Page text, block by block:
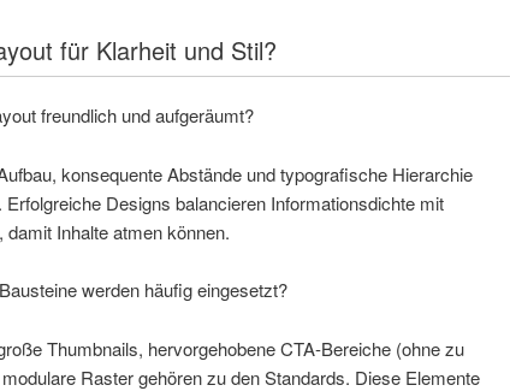
für Klarheit und Stil?
freundlich und aufgeräumt?
konsequente Abstände und typografische Hierarchie
Designs balancieren Informationsdichte mit
Inhalte atmen können.
werden häufig eingesetzt?
Thumbnails, hervorgehobene CTA-Bereiche (ohne zu
Raster gehören zu den Standards. Diese Elemente